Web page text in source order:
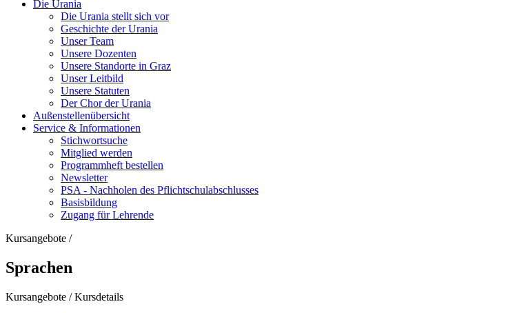
Die Urania
Die Urania stellt sich vor
Geschichte der Urania
Unser Team
Unsere Dozenten
Unsere Standorte in Graz
Unser Leitbild
Unsere Statuten
Der Chor der Urania
Außenstellenübersicht
Service & Informationen
Stichwortsuche
Mitglied werden
Programmheft bestellen
Newsletter
PSA - Nachholen des Pflichtschulabschlusses
Basisbildung
Zugang für Lehrende
Kursangebote /
Sprachen
Kursangebote /Kursdetails